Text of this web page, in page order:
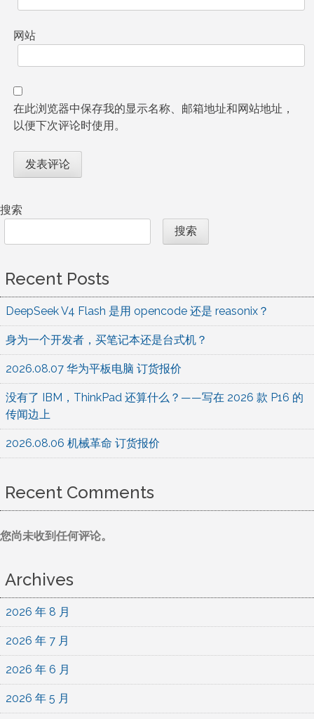
网站
在此浏览器中保存我的显示名称、邮箱地址和网站地址，
以便下次评论时使用。
搜索
搜索
Recent Posts
DeepSeek V4 Flash 是用 opencode 还是 reasonix？
身为一个开发者，买笔记本还是台式机？
2026.08.07 华为平板电脑 订货报价
没有了 IBM，ThinkPad 还算什么？——写在 2026 款 P16 的
传闻边上
2026.08.06 机械革命 订货报价
Recent Comments
您尚未收到任何评论。
Archives
2026 年 8 月
2026 年 7 月
2026 年 6 月
2026 年 5 月